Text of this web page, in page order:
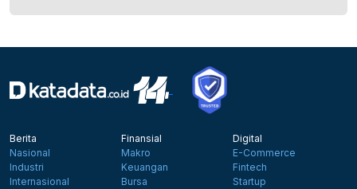
Berita
Nasional
Industri
Internasional
Finansial
Makro
Keuangan
Bursa
Digital
E-Commerce
Fintech
Startup